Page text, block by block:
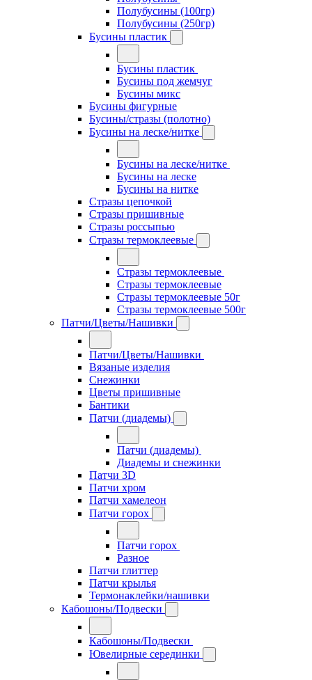
Полубусины (100гр)
Полубусины (250гр)
Бусины пластик
Бусины пластик
Бусины под жемчуг
Бусины микс
Бусины фигурные
Бусины/стразы (полотно)
Бусины на леске/нитке
Бусины на леске/нитке
Бусины на леске
Бусины на нитке
Стразы цепочкой
Стразы пришивные
Стразы россыпью
Стразы термоклеевые
Стразы термоклеевые
Стразы термоклеевые
Стразы термоклеевые 50г
Стразы термоклеевые 500г
Патчи/Цветы/Нашивки
Патчи/Цветы/Нашивки
Вязаные изделия
Снежинки
Цветы пришивные
Бантики
Патчи (диадемы)
Патчи (диадемы)
Диадемы и снежинки
Патчи 3D
Патчи хром
Патчи хамелеон
Патчи горох
Патчи горох
Разное
Патчи глиттер
Патчи крылья
Термонаклейки/нашивки
Кабошоны/Подвески
Кабошоны/Подвески
Ювелирные серединки